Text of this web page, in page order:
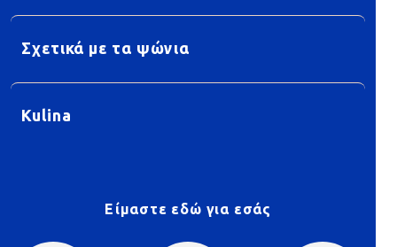
Σχετικά με τα ψώνια
Kulina
Είμαστε εδώ για εσάς